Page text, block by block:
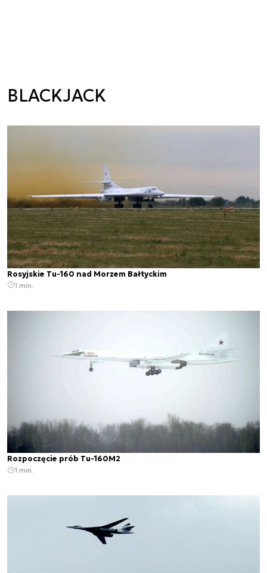
BLACKJACK
Rosyjskie Tu-160 nad Morzem Bałtyckim
1 min.
Rozpoczęcie prób Tu-160M2
1 min.